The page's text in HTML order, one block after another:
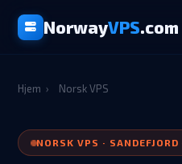
NorwayVPS.com
Hjem › Norsk VPS
NORSK VPS ·